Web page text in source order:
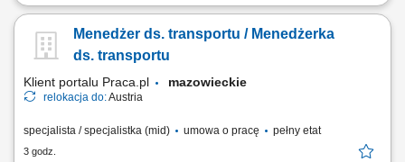
Opis stanowiska Twój dzień pracy to realizacja harmonogramu dostaw
dostawcze kat. B w obsadzie jednoosobowej, pracując w trybie bez
rejestracji czasu pracy przez tachograf. Odpowiadasz za fizyczny
Menedżer ds. transportu / Menedżerka
ds. transportu
Klient portalu Praca.pl mazowieckie
relokacja do:Austria
specjalista / specjalistka (mid) umowa o pracę pełny etat
3 godz.